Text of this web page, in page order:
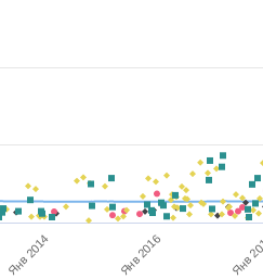
Янв 2014 Янв 2016 Янв